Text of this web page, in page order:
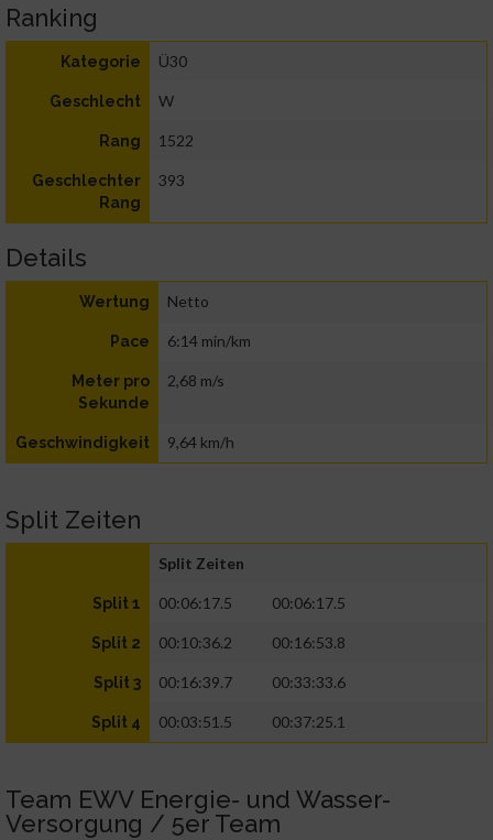
Ranking
Kategorie Ü30
Geschlecht W
Rang 1522
Geschlechter
Rang
393
Details
Wertung Netto
Pace 6:14 min/km
Meter pro
Sekunde
2,68 m/s
Geschwindigkeit 9,64 km/h
Split Zeiten
Split Zeiten
Split 1 00:06:17.5 00:06:17.5
Split 2 00:10:36.2 00:16:53.8
Split 3 00:16:39.7 00:33:33.6
Split 4 00:03:51.5 00:37:25.1
Team EWV Energie- und Wasser-
Versorgung / 5er Team